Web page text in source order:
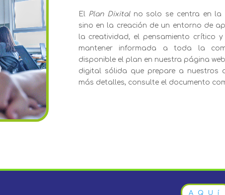
El Plan Dixitalno solo se centra en la
sino en la creación de un entorno de
la creatividad, el pensamiento crítico
mantener informada a toda la
disponible el plan en nuestra página
digital sólida que prepare a nuestros
más detalles, consulte el documento
AQUí